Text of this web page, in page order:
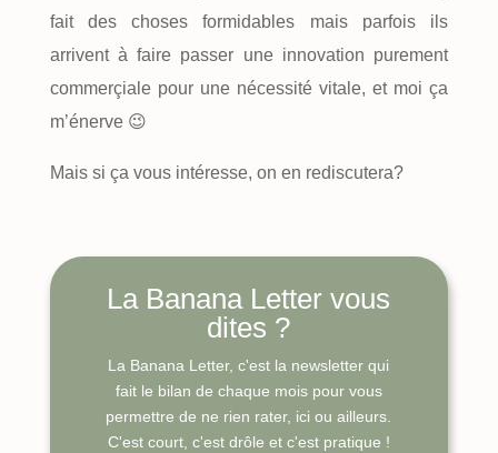
fait des choses formidables mais parfois ils
arrivent à faire passer une innovation purement
commerçiale pour une nécessité vitale, et moi ça
m’énerve 😉
Mais si ça vous intéresse, on en rediscutera?
La Banana Letter vous
dites ?
La Banana Letter, c'est la newsletter qui
fait le bilan de chaque mois pour vous
permettre de ne rien rater, ici ou ailleurs.
C'est court, c'est drôle et c'est pratique !